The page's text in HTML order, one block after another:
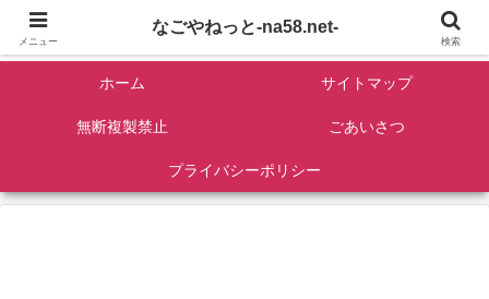
名古屋を中心に全国観光名所紹介/バンコンDIY/ゴロマル・よっちゃん夫婦のド
ホーム サイトマップ
無断複製禁止 ごあいさつ
プライバシーポリシー
メニュー
なごやねっと-na58.net-
検索